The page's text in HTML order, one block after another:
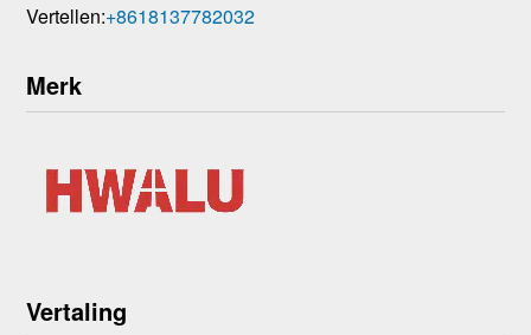
Vertellen:+8618137782032
Merk
Vertaling